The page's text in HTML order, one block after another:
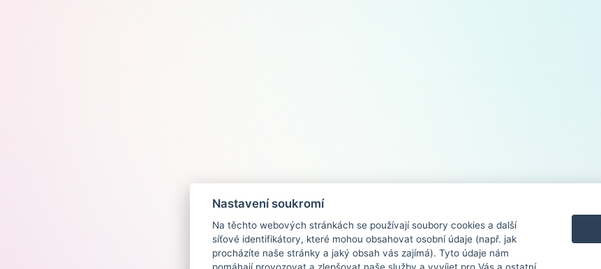
Nastavení soukromí
Na těchto webových stránkách se používají soubory cookies a další
síťové identifikátory, které mohou obsahovat osobní údaje (např. jak
procházíte naše stránky a jaký obsah vás zajímá). Tyto údaje nám